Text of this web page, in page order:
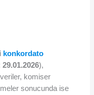
konkordato
29.01.2026),
komiser
sonucunda ise